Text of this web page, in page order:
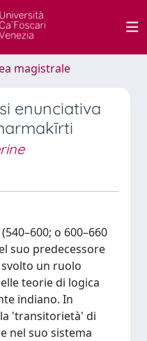
magistrale
enunciativa
o 600–660
suo predecessore
svolto un ruolo
teorie di logica
indiano. In
'transitorietà' di
nel suo sistema